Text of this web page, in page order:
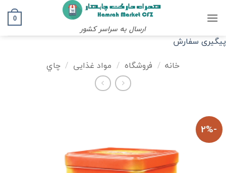
ارسال به سراسر کشور
0
پیگیری سفارش
خانه / فروشگاه / مواد غذایی / چاي
-2%